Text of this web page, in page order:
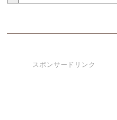
スポンサードリンク